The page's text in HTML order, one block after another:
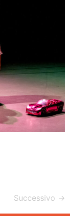
Successivo →